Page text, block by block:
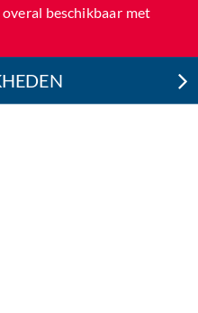
beschikbaar met